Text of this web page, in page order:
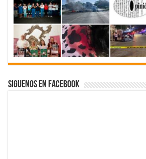
Siguenos en Facebook